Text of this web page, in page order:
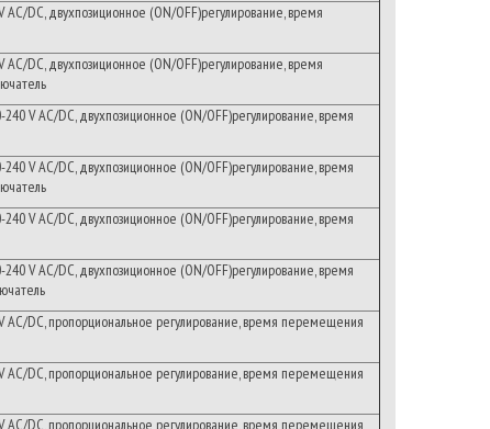
AC/DC,двухпозиционное (ON/OFF)регулирование,время
AC/DC,двухпозиционное (ON/OFF)регулирование,время
240VAC/DC,двухпозиционное (ON/OFF)регулирование,время
240VAC/DC,двухпозиционное (ON/OFF)регулирование,время
240VAC/DC,двухпозиционное (ON/OFF)регулирование,время
240VAC/DC,двухпозиционное (ON/OFF)регулирование,время
AC/DC,пропорциональное регулирование,время перемещения
AC/DC,пропорциональное регулирование,время перемещения
AC/DC,пропорциональное регулирование,время перемещения